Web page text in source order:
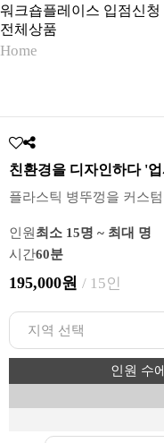
워크숍플레이스 입점신청
전체상품
Home
친환경을 디자인하다 '
플라스틱 병뚜껑을 커스
인원 최소 15명 ~ 최대 명
시간60분
195,000원 / 15인
인원 수